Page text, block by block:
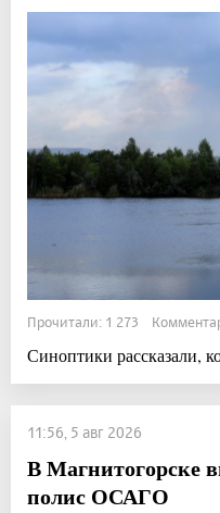
Прочитали: 1 273
Синоптики рассказали,
11:56, 5 авг 2026
В Магнитогорске
полис ОСАГО